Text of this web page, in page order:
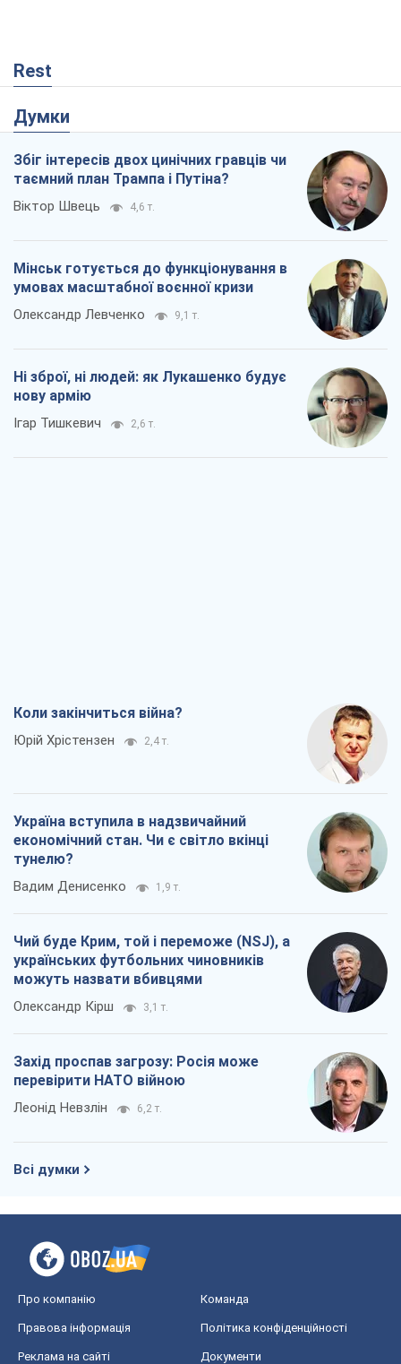
Rest
Думки
Збіг інтересів двох цинічних гравців чи
таємний план Трампа і Путіна?
Віктор Швець 4,6 т.
Мінськ готується до функціонування в
умовах масштабної воєнної кризи
Олександр Левченко 9,1 т.
Ні зброї, ні людей: як Лукашенко будує
нову армію
Ігар Тишкевич 2,6 т.
Коли закінчиться війна?
Юрій Хрістензен 2,4 т.
Україна вступила в надзвичайний
економічний стан. Чи є світло вкінці
тунелю?
Вадим Денисенко 1,9 т.
Чий буде Крим, той і переможе (NSJ), а
українських футбольних чиновників
можуть назвати вбивцями
Олександр Кірш 3,1 т.
Захід проспав загрозу: Росія може
перевірити НАТО війною
Леонід Невзлін 6,2 т.
Всі думки
Про компанію Команда
Правова інформація Політика конфіденційності
Реклама на сайті Документи